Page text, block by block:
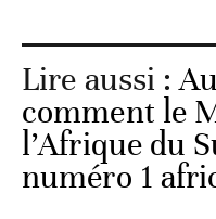
Lire aussi :
comment le
l’Afrique du
numéro 1